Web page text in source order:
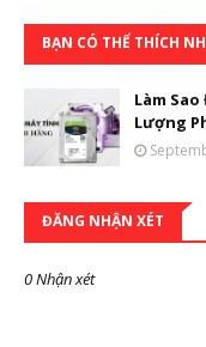
BẠN CÓ THỂ THÍCH
Làm
Lượng
ĐĂNG NHẬN XÉT
0 Nhận xét